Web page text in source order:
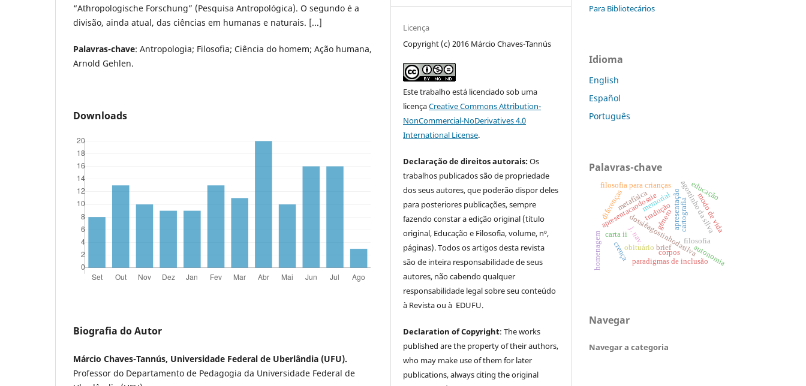
“Athropologische Forschung” (Pesquisa Antropológica). O segundo é a
divisão, ainda atual, das ciências em humanas e naturais. [...]
Palavras-chave: Antropologia; Filosofia; Ciência do homem; Ação humana,
Arnold Gehlen.
Downloads
Biografia do Autor
Márcio Chaves-Tannús, Universidade Federal de Uberlândia (UFU).
Professor do Departamento de Pedagogia da Universidade Federal de
Licença
Copyright (c) 2016 Márcio Chaves-Tannús
Este trabalho está licenciado sob uma
licençaCreative Commons Attribution-
NonCommercial-NoDerivatives 4.0
International License.
Declaração de direitos autorais:Os
trabalhos publicados são de propriedade
dos seus autores, que poderão dispor deles
para posteriores publicações, sempre
fazendo constar a edição original (título
original, Educação e Filosofia, volume, nº,
páginas). Todos os artigos desta revista
são de inteira responsabilidade de seus
autores, não cabendo qualquer
responsabilidade legal sobre seu conteúdo
à Revista ou à EDUFU.
Declaration of Copyright: The works
published are the property of their authors,
who may make use of them for later
publications, always citing the original
Para Bibliotecários
Idioma
English
Español
Português
Palavras-chave
apresentação
dossiêagostinhodasilva
apresentacaodossietradução
brief
j. nav.
agostinho da silva
carta ii
obituário
homenagem
memorial
diferenças
corpos
paradigmas de inclusão
filosofia
metafísica modo de vida
educação
filosofia para crianças
crença
cartografia
gênero
autonomia
Navegar
Navegar a categoria